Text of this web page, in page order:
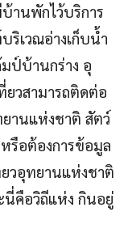
านพักไว้บริการ
ริเวณอ่างเก็บน้ำ
ป์บ้านกร่าง อุ
ยวสามารถติดต่อ
านแห่งชาติ สัตว์
รือต้องการข้อมูล
วอุทยานแห่งชาติ
นี่คือวิถีแห่ง กินอยู่